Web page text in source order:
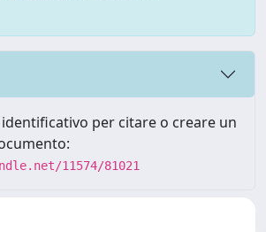
per citare o creare un
11574/81021